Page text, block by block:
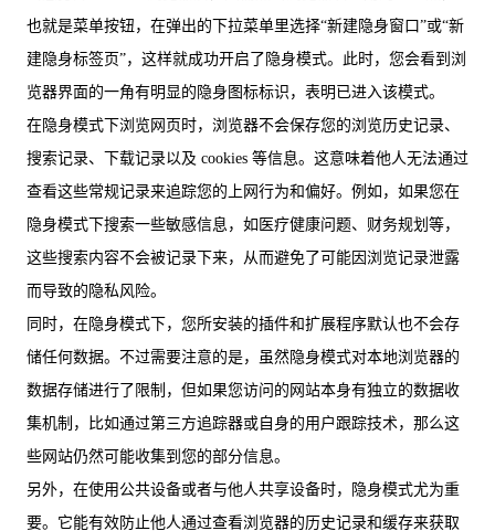
也就是菜单按钮，在弹出的下拉菜单里选择“新建隐身窗口”或“新
建隐身标签页”，这样就成功开启了隐身模式。此时，您会看到浏
览器界面的一角有明显的隐身图标标识，表明已进入该模式。
在隐身模式下浏览网页时，浏览器不会保存您的浏览历史记录、
搜索记录、下载记录以及 cookies 等信息。这意味着他人无法通过
查看这些常规记录来追踪您的上网行为和偏好。例如，如果您在
隐身模式下搜索一些敏感信息，如医疗健康问题、财务规划等，
这些搜索内容不会被记录下来，从而避免了可能因浏览记录泄露
而导致的隐私风险。
同时，在隐身模式下，您所安装的插件和扩展程序默认也不会存
储任何数据。不过需要注意的是，虽然隐身模式对本地浏览器的
数据存储进行了限制，但如果您访问的网站本身有独立的数据收
集机制，比如通过第三方追踪器或自身的用户跟踪技术，那么这
些网站仍然可能收集到您的部分信息。
另外，在使用公共设备或者与他人共享设备时，隐身模式尤为重
要。它能有效防止他人通过查看浏览器的历史记录和缓存来获取